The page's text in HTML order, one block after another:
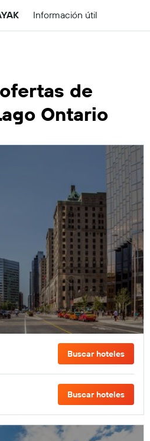
Información útil
de
Ontario
Buscar hoteles
Buscar hoteles